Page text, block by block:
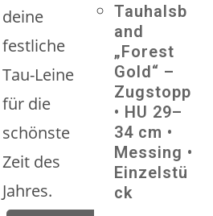
deine
festliche
Tau-Leine
für die
schönste
Zeit des
Jahres.
Tauhalsb
and
„Forest
Gold“ –
Zugstopp
• HU 29–
34 cm •
Messing •
Einzelstü
ck